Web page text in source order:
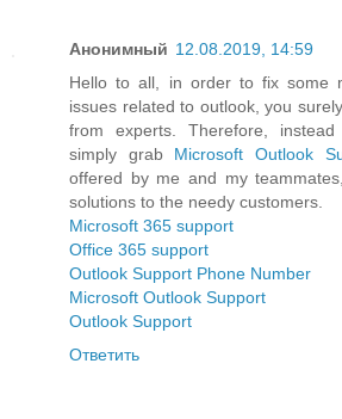
Анонимный 12.08.2019, 14:59
Hello to all, in order to fix some
issues related to outlook, you
from experts. Therefore, instead
simply grab Microsoft Outlook
offered by me and my
solutions to the needy customers.
Microsoft 365 support
Office 365 support
Outlook Support Phone Number
Microsoft Outlook Support
Outlook Support
Ответить